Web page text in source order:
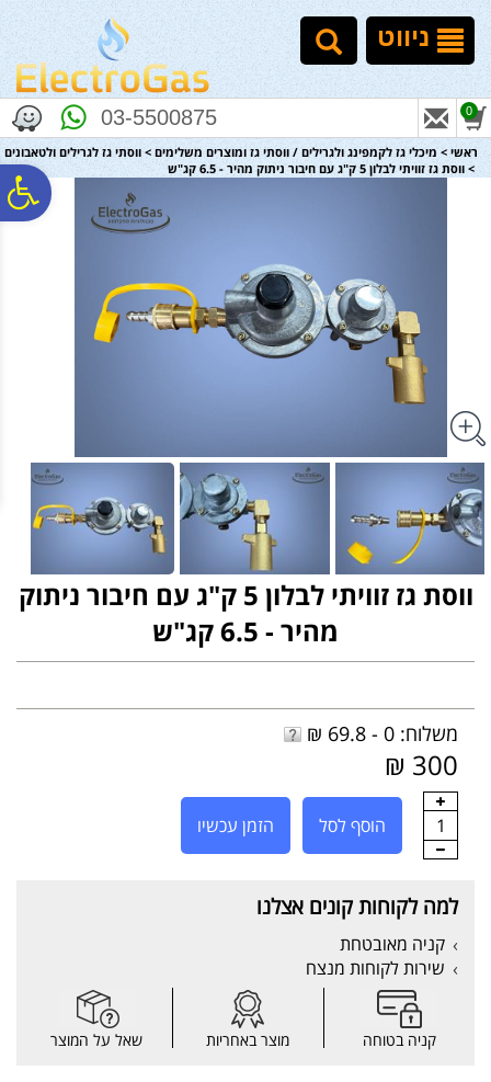
נגישות
אתר
המרכזי
ניווט
03-5500875 0
ראשי > מיכלי גז לקמפינג ולגרילים / ווסתי גז ומוצרים משלימים > ווסתי גז לגרילים ולטאבונים
> ווסת גז זוויתי לבלון 5 ק"ג עם חיבור ניתוק מהיר - 6.5 קג"ש
ווסת גז זוויתי לבלון 5 ק"ג עם חיבור ניתוק
מהיר - 6.5 קג"ש
משלוח: 0 - 69.8 ₪
300 ₪
1 הוסף לסל הזמן עכשיו
למה לקוחות קונים אצלנו
קניה מאובטחת
שירות לקוחות מנצח
קניה בטוחה מוצר באחריות שאל על המוצר